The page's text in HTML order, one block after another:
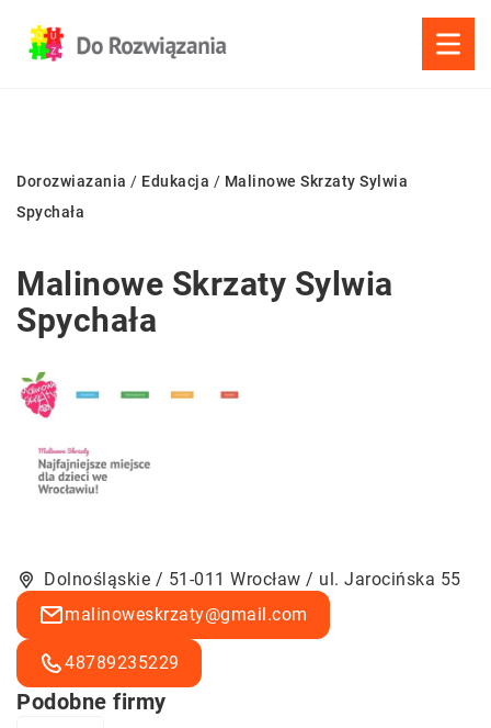
Dorozwiazania / Edukacja / Malinowe Skrzaty Sylwia
Spychała
Malinowe Skrzaty Sylwia
Spychała
Dolnośląskie / 51-011 Wrocław / ul. Jarocińska 55
malinoweskrzaty@gmail.com
48789235229
Podobne firmy